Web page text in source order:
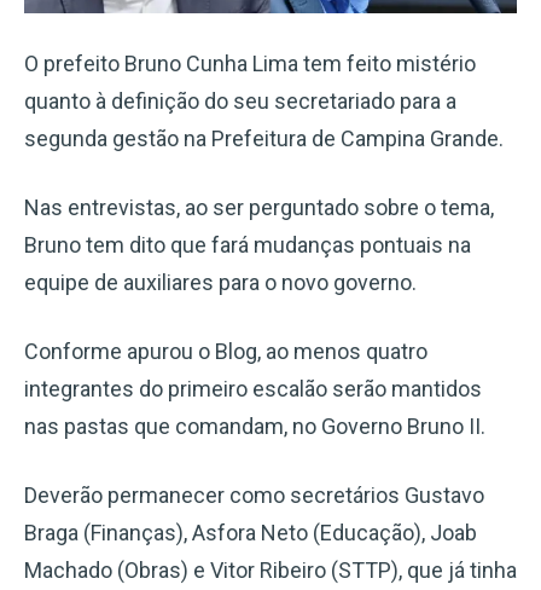
O prefeito Bruno Cunha Lima tem feito mistério
quanto à definição do seu secretariado para a
segunda gestão na Prefeitura de Campina Grande.
Nas entrevistas, ao ser perguntado sobre o tema,
Bruno tem dito que fará mudanças pontuais na
equipe de auxiliares para o novo governo.
Conforme apurou o Blog, ao menos quatro
integrantes do primeiro escalão serão mantidos
nas pastas que comandam, no Governo Bruno II.
Deverão permanecer como secretários Gustavo
Braga (Finanças), Asfora Neto (Educação), Joab
Machado (Obras) e Vitor Ribeiro (STTP), que já tinha